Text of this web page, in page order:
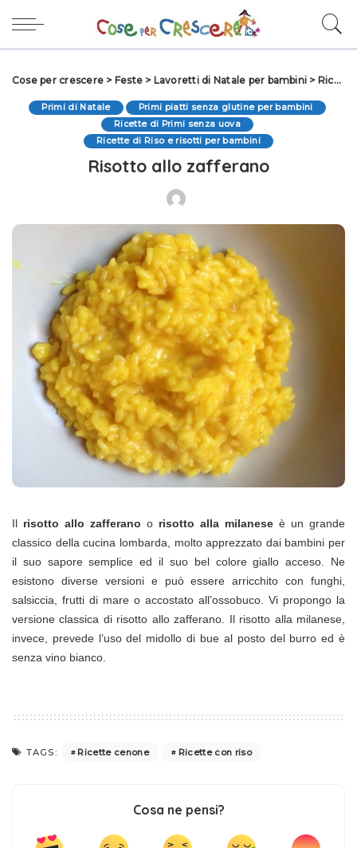
Cose per crescere > Feste > Lavoretti di Natale per bambini > Ricette per Natale
Primi di Natale
Primi piatti senza glutine per bambini
Ricette di Primi senza uova
Ricette di Riso e risotti per bambini
Risotto allo zafferano
Il risotto allo zafferano o risotto alla milanese è un grande
classico della cucina lombarda, molto apprezzato dai bambini per
il suo sapore semplice ed il suo bel colore giallo acceso. Ne
esistono diverse versioni e può essere arricchito con funghi,
salsiccia, frutti di mare o accostato all’ossobuco. Vi propongo la
versione classica di risotto allo zafferano. Il risotto alla milanese,
invece, prevede l’uso del midollo di bue al posto del burro ed è
senza vino bianco.
TAGS: Ricette cenone Ricette con riso
Cosa ne pensi?